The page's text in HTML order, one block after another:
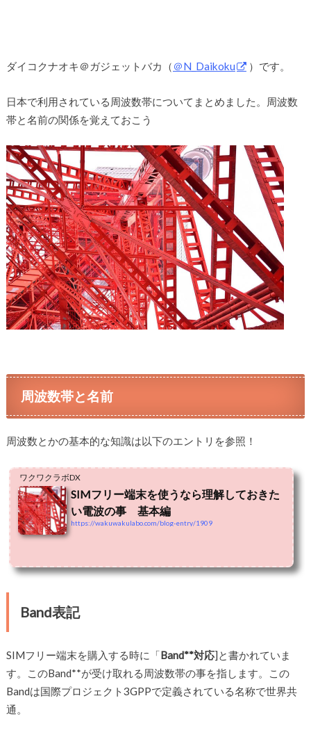
ダイコクナオキ＠ガジェットバカ（ ＠N_Daikoku ）です。
日本で利用されている周波数帯についてまとめました。周波数
帯と名前の関係を覚えておこう
周波数帯と名前
周波数とかの基本的な知識は以下のエントリを参照！
ワクワクラボDX
SIMフリー端末を使うなら理解しておきた
い電波の事 基本編
https://wakuwakulabo.com/blog-entry/1909
Band表記
SIMフリー端末を購入する時に「Band**対応]と書かれていま
す。このBand**が受け取れる周波数帯の事を指します。この
Bandは国際プロジェクト3GPPで定義されている名称で世界共
通。